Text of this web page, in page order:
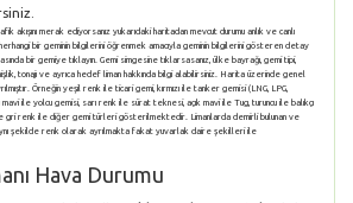
akışını merak ediyorsanız yukarıdaki haritadan mevcut durumu anlık ve canlı
bir geminin bilgilerini öğrenmek amacıyla geminin bilgilerini gösteren detay
bir gemiye tıklayın. Gemi simgesine tıklarsasanız, ülke bayrağı, gemi tipi,
tonajı ve ayrıca hedef liman hakkında bilgi alabilirsiniz. Harita üzerinde genel
Örneğin yeşil renk ile ticari gemi, kırmızı ile tanker gemisi (LNG, LPG,
ile yolcu gemisi, sarı renk ile sürat teknesi, açık mavi ile Tug, turuncu ile balıkçı
renk ile diğer gemi türleri gösterilmektedir. Limanlarda demirli bulunan ve
şekilde renk olarak ayrılmakta fakat yuvarlak daire şekilleri ile
Hava Durumu